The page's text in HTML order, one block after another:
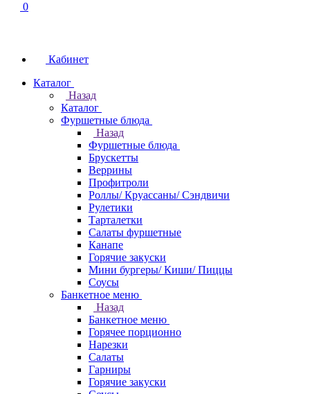
0
Кабинет
Каталог
Назад
Каталог
Фуршетные блюда
Назад
Фуршетные блюда
Брускетты
Веррины
Профитроли
Роллы/ Круассаны/ Сэндвичи
Рулетики
Тарталетки
Салаты фуршетные
Канапе
Горячие закуски
Мини бургеры/ Киши/ Пиццы
Соусы
Банкетное меню
Назад
Банкетное меню
Горячее порционно
Нарезки
Салаты
Гарниры
Горячие закуски